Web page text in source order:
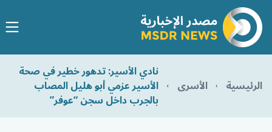
الرئيسية الأسرى
نادي الأسير: تدهور خطير في صحة
الأسير عزمي أبو هليل المصاب
بالجرب داخل سجن “عوفر”